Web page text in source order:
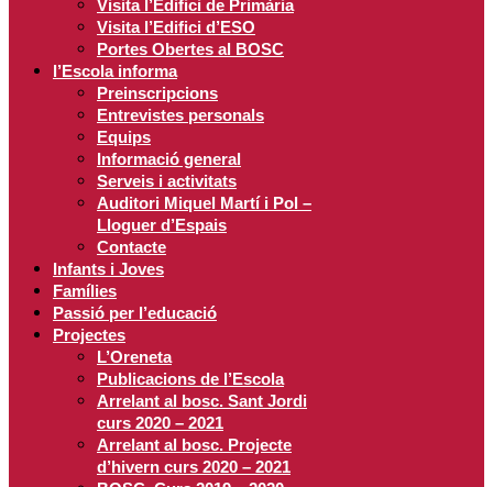
Visita l’Edifici de Primària
Visita l’Edifici d’ESO
Portes Obertes al BOSC
l’Escola informa
Preinscripcions
Entrevistes personals
Equips
Informació general
Serveis i activitats
Auditori Miquel Martí i Pol –
Lloguer d’Espais
Contacte
Infants i Joves
Famílies
Passió per l’educació
Projectes
L’Oreneta
Publicacions de l’Escola
Arrelant al bosc. Sant Jordi
curs 2020 – 2021
Arrelant al bosc. Projecte
d’hivern curs 2020 – 2021